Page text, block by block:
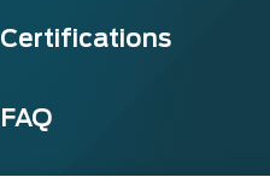
Certifications
FAQ